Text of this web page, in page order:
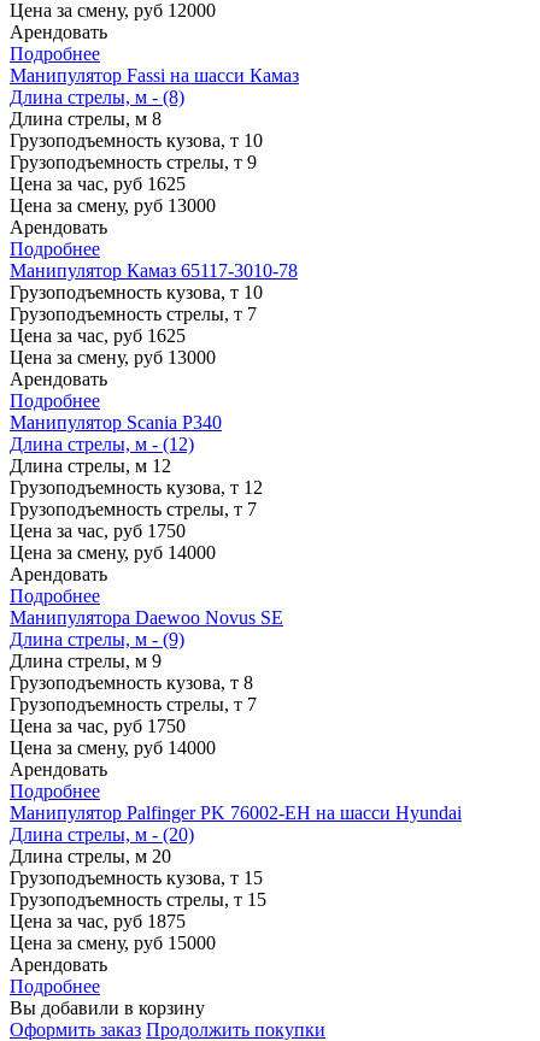
Цена за смену, руб 12000
Арендовать
Подробнее
Манипулятор Fassi на шасси Камаз
Длина стрелы, м - (8)
Длина стрелы, м 8
Грузоподъемность кузова, т 10
Грузоподъемность стрелы, т 9
Цена за час, руб 1625
Цена за смену, руб 13000
Арендовать
Подробнее
Манипулятор Камаз 65117-3010-78
Грузоподъемность кузова, т 10
Грузоподъемность стрелы, т 7
Цена за час, руб 1625
Цена за смену, руб 13000
Арендовать
Подробнее
Манипулятор Scania P340
Длина стрелы, м - (12)
Длина стрелы, м 12
Грузоподъемность кузова, т 12
Грузоподъемность стрелы, т 7
Цена за час, руб 1750
Цена за смену, руб 14000
Арендовать
Подробнее
Манипулятора Daewoo Novus SE
Длина стрелы, м - (9)
Длина стрелы, м 9
Грузоподъемность кузова, т 8
Грузоподъемность стрелы, т 7
Цена за час, руб 1750
Цена за смену, руб 14000
Арендовать
Подробнее
Манипулятор Palfinger PK 76002-EH на шасси Hyundai
Длина стрелы, м - (20)
Длина стрелы, м 20
Грузоподъемность кузова, т 15
Грузоподъемность стрелы, т 15
Цена за час, руб 1875
Цена за смену, руб 15000
Арендовать
Подробнее
Вы добавили в корзину
Оформить заказ Продолжить покупки